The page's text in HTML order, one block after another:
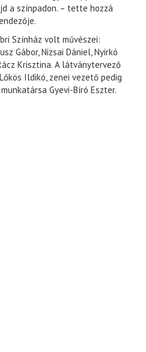
a színpadon. – tette hozzá
Színház volt művészei:
Gábor, Nizsai Dániel, Nyirkó
Krisztina. A látványtervező
Ildikó, zenei vezető pedig
Gyevi-Bíró Eszter.